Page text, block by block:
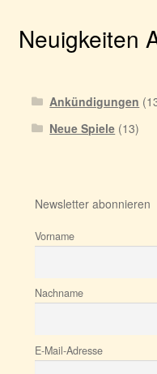
Neuigkeiten
Ankündigungen
Neue Spiele (13)
Newsletter abonnieren
Vorname
Nachname
E-Mail-Adresse